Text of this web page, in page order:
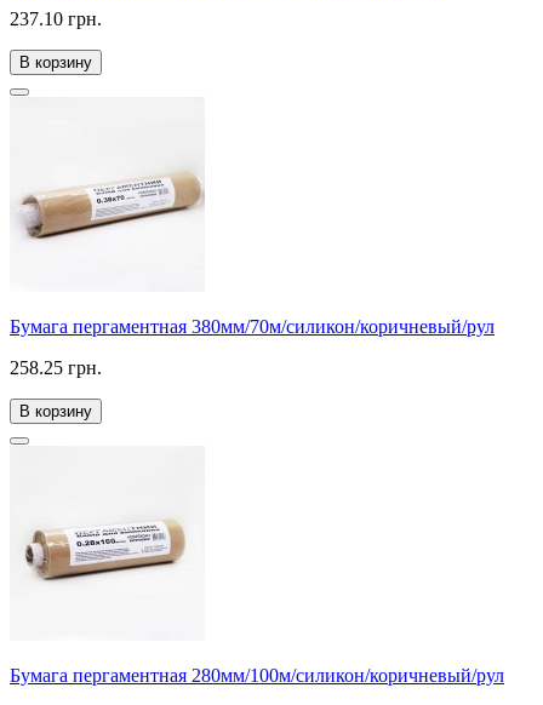
237.10 грн.
В корзину
Бумага пергаментная 380мм/70м/силикон/коричневый/рул
258.25 грн.
В корзину
Бумага пергаментная 280мм/100м/силикон/коричневый/рул